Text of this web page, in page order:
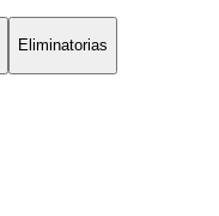
Eliminatorias